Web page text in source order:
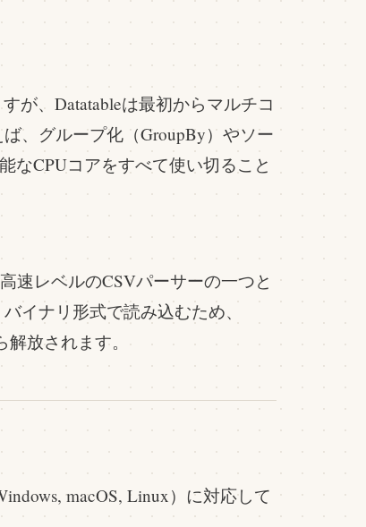
が、Datatableは最初からマルチコ
、グループ化（GroupBy）やソー
なCPUコアをすべて使い切ること
速レベルのCSVパーサーの一つと
イナリ形式で読み込むため、
放されます。
macOS, Linux）に対応して